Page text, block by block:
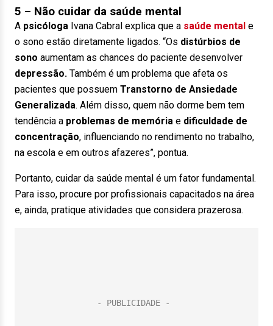
5 – Não cuidar da saúde mental
A psicóloga Ivana Cabral explica que a saúde mental e
o sono estão diretamente ligados. “Os distúrbios de
sono aumentam as chances do paciente desenvolver
depressão. Também é um problema que afeta os
pacientes que possuem Transtorno de Ansiedade
Generalizada. Além disso, quem não dorme bem tem
tendência a problemas de memória e dificuldade de
concentração, influenciando no rendimento no trabalho,
na escola e em outros afazeres”, pontua.
Portanto, cuidar da saúde mental é um fator fundamental.
Para isso, procure por profissionais capacitados na área
e, ainda, pratique atividades que considera prazerosa.